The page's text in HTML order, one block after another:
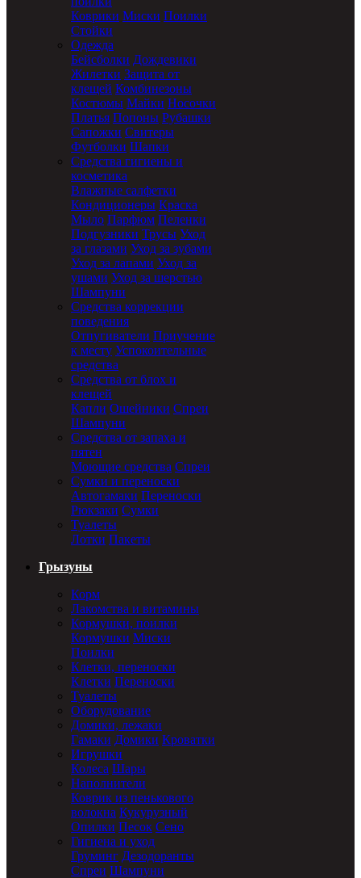
Коврики Миски Поилки
Стойки
Одежда
Бейсболки Дождевики
Жилетки Защита от
клещей Комбинезоны
Костюмы Майки Носочки
Платья Попоны Рубашки
Сапожки Свитеры
Футболки Шапки
Средства гигиены и
косметика
Влажные салфетки
Кондиционеры Краска
Мыло Парфюм Пеленки
Подгузники Трусы Уход
за глазами Уход за зубами
Уход за лапами Уход за
ушами Уход за шерстью
Шампуни
Средства коррекции
поведения
Отпугиватели Приучение
к месту Успокоительные
средства
Средства от блох и
клещей
Капли Ошейники Спреи
Шампуни
Средства от запаха и
пятен
Моющие средства Спреи
Сумки и переноски
Автогамаки Переноски
Рюкзаки Сумки
Туалеты
Лотки Пакеты
Грызуны
Корм
Лакомства и витамины
Кормушки, поилки
Кормушки Миски
Поилки
Клетки, переноски
Клетки Переноски
Туалеты
Оборудование
Домики, лежаки
Гамаки Домики Кроватки
Игрушки
Колеса Шары
Наполнители
Коврик из пенькового
волокна Кукурузный
Опилки Песок Сено
Гигиена и уход
Груминг Дезодоранты
Спреи Шампуни